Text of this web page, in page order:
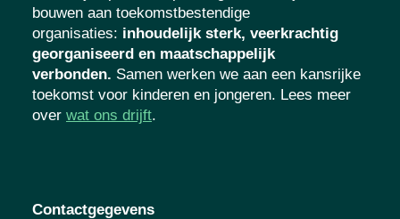
bouwen aan toekomstbestendige
organisaties: inhoudelijk sterk, veerkrachtig
georganiseerd en maatschappelijk
verbonden. Samen werken we aan een kansrijke
toekomst voor kinderen en jongeren. Lees meer
over wat ons drijft.
Contactgegevens